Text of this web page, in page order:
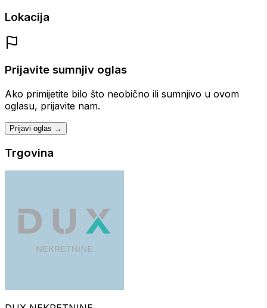
Lokacija
Prijavite sumnjiv oglas
Ako primijetite bilo što neobično ili sumnjivo u ovom
oglasu, prijavite nam.
Prijavi oglas →
Trgovina